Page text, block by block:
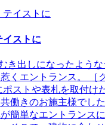
イストに
き出しになったよう
くエントランス。 ［
ポストや表札を取付け
働きのお施主様でし
簡単なエントランス